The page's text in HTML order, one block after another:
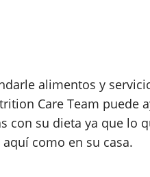
alimentos y
Care Team puede
con su dieta ya que lo
como en su casa.